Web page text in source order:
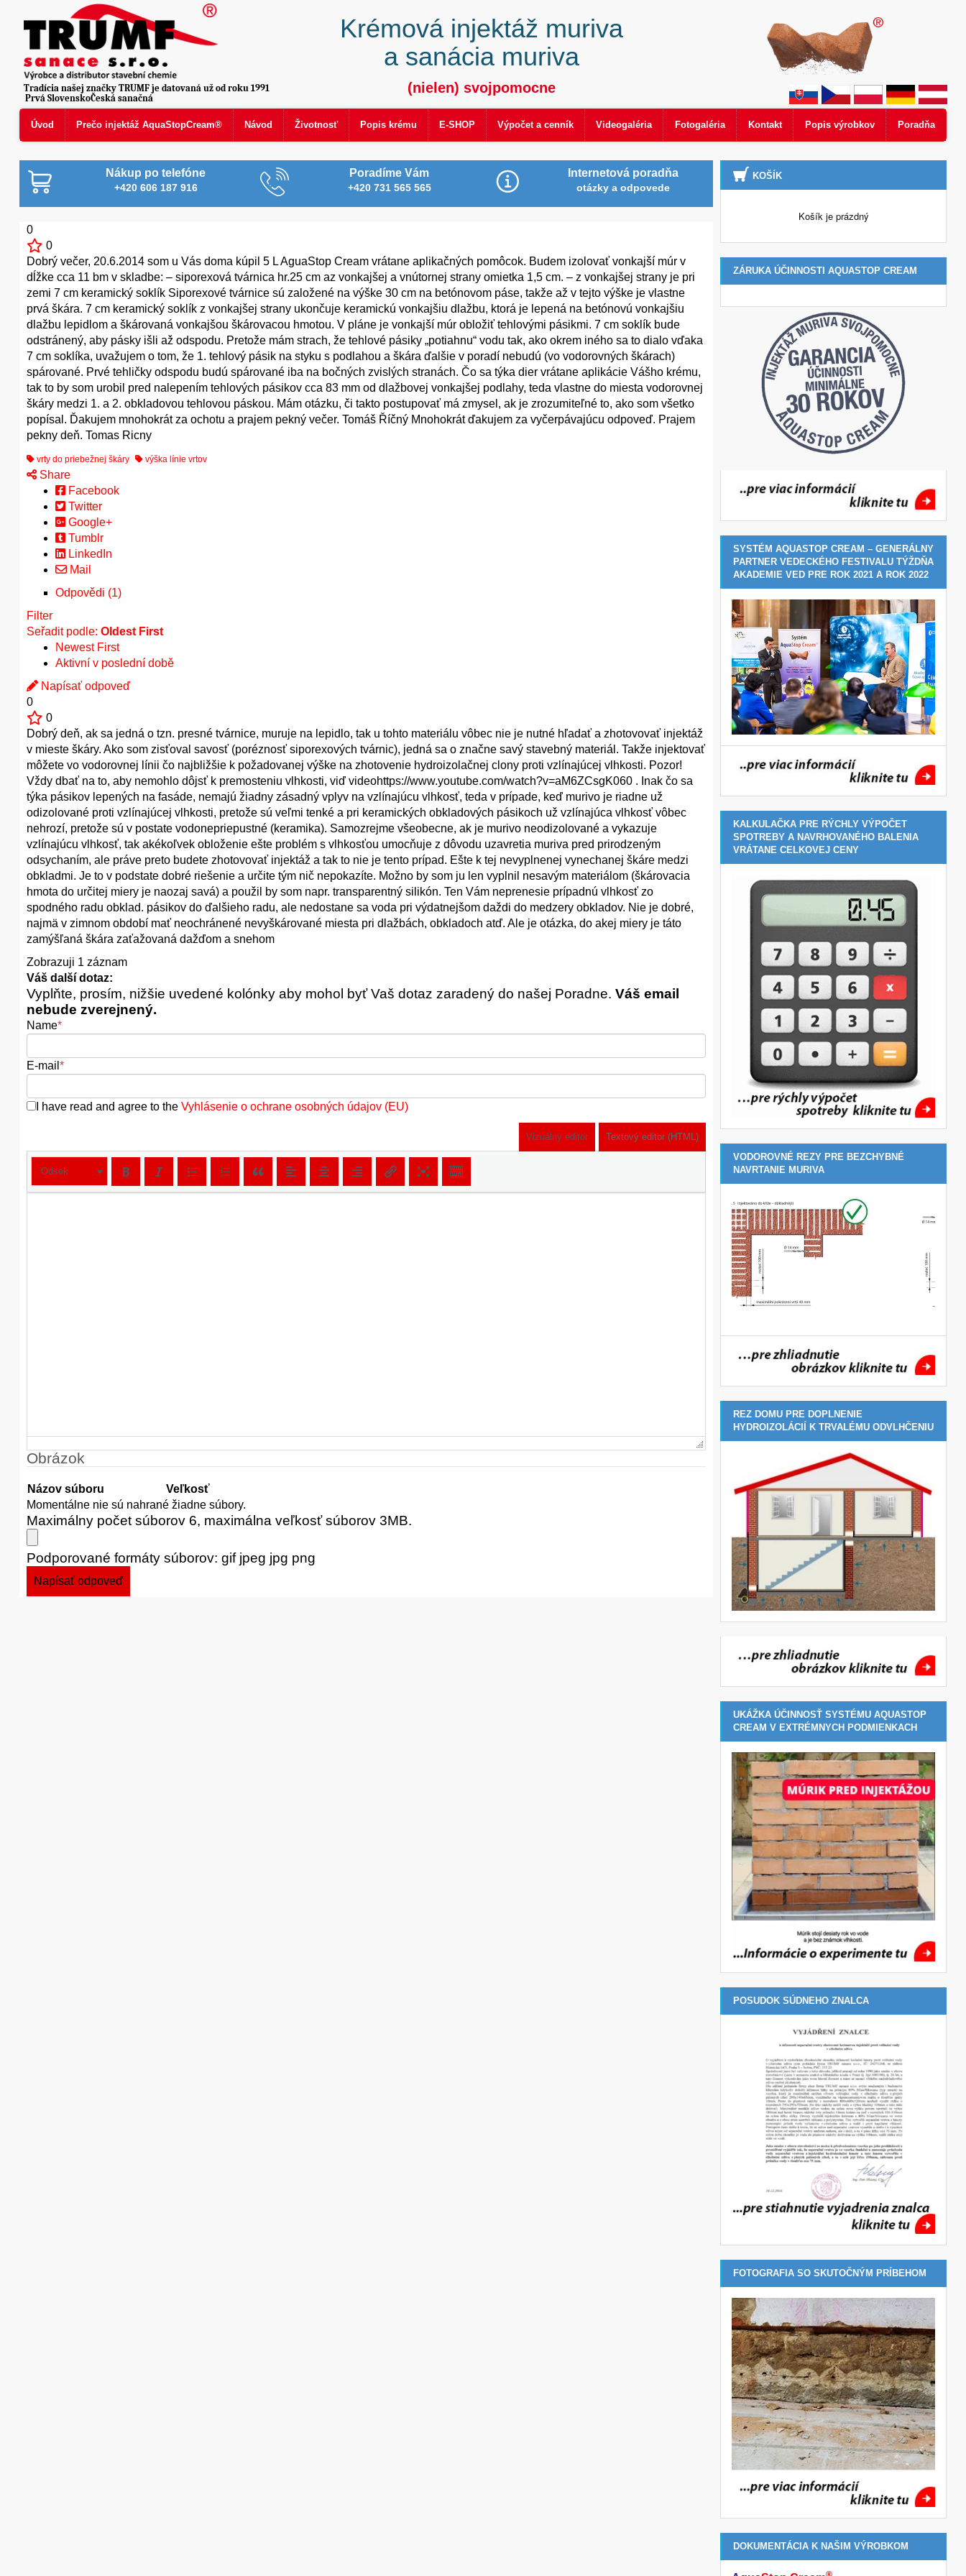
Úvod Prečo injektáž AquaStopCream® Návod Životnosť Popis krému E-SHOP Výpočet a cenník Videogaléria Fotogaléria Kontakt Popis výrobkov Poradňa
Prvá SlovenskoČeská sanačná
Krémová injektáž muriva
a sanácia muriva
(nielen) svojpomocne
Tradícia našej značky TRUMF je datovaná už od roku 1991
Nákup po telefóne
+420 606 187 916
Poradíme Vám
+420 731 565 565
Internetová poradňa
otázky a odpovede
0
0
Dobrý večer, 20.6.2014 som u Vás doma kúpil 5 L AguaStop Cream vrátane aplikačných pomôcok. Budem izolovať vonkajší múr v
dĺžke cca 11 bm v skladbe: – siporexová tvárnica hr.25 cm az vonkajšej a vnútornej strany omietka 1,5 cm. – z vonkajšej strany je pri
zemi 7 cm keramický soklík Siporexové tvárnice sú založené na výške 30 cm na betónovom páse, takže až v tejto výške je vlastne
prvá škára. 7 cm keramický soklík z vonkajšej strany ukončuje keramickú vonkajšiu dlažbu, ktorá je lepená na betónovú vonkajšiu
dlažbu lepidlom a škárovaná vonkajšou škárovacou hmotou. V pláne je vonkajší múr obložiť tehlovými pásikmi. 7 cm soklík bude
odstránený, aby pásky išli až odspodu. Pretože mám strach, že tehlové pásiky „potiahnu“ vodu tak, ako okrem iného sa to dialo vďaka
7 cm soklíka, uvažujem o tom, že 1. tehlový pásik na styku s podlahou a škára ďalšie v poradí nebudú (vo vodorovných škárach)
spárované. Prvé tehličky odspodu budú spárované iba na bočných zvislých stranách. Čo sa týka dier vrátane aplikácie Vášho krému,
tak to by som urobil pred nalepením tehlových pásikov cca 83 mm od dlažbovej vonkajšej podlahy, teda vlastne do miesta vodorovnej
škáry medzi 1. a 2. obkladovou tehlovou páskou. Mám otázku, či takto postupovať má zmysel, ak je zrozumiteľné to, ako som všetko
popísal. Ďakujem mnohokrát za ochotu a prajem pekný večer. Tomáš Říčný Mnohokrát ďakujem za vyčerpávajúcu odpoveď. Prajem
pekny deň. Tomas Ricny
vrty do priebežnej škáry výška línie vrtov
Share
Facebook
Twitter
Google+
Tumblr
LinkedIn
Mail
Odpovědi (1)
Filter
Seřadit podle: Oldest First
Newest First
Aktivní v poslední době
Napísať odpoveď
0
0
Dobrý deň, ak sa jedná o tzn. presné tvárnice, muruje na lepidlo, tak u tohto materiálu vôbec nie je nutné hľadať a zhotovovať injektáž
v mieste škáry. Ako som zisťoval savosť (poréznosť siporexových tvárnic), jedná sa o značne savý stavebný materiál. Takže injektovať
môžete vo vodorovnej línii čo najbližšie k požadovanej výške na zhotovenie hydroizolačnej clony proti vzlínajúcej vlhkosti. Pozor!
Vždy dbať na to, aby nemohlo dôjsť k premosteniu vlhkosti, viď videohttps://www.youtube.com/watch?v=aM6ZCsgK060 . Inak čo sa
týka pásikov lepených na fasáde, nemajú žiadny zásadný vplyv na vzlínajúcu vlhkosť, teda v prípade, keď murivo je riadne už
odizolované proti vzlínajúcej vlhkosti, pretože sú veľmi tenké a pri keramických obkladových pásikoch už vzlínajúca vlhkosť vôbec
nehrozí, pretože sú v postate vodonepriepustné (keramika). Samozrejme všeobecne, ak je murivo neodizolované a vykazuje
vzlínajúcu vlhkosť, tak akékoľvek obloženie ešte problém s vlhkosťou umocňuje z dôvodu uzavretia muriva pred prirodzeným
odsychaním, ale práve preto budete zhotovovať injektáž a tak to nie je tento prípad. Ešte k tej nevyplnenej vynechanej škáre medzi
obkladmi. Je to v podstate dobré riešenie a určite tým nič nepokazíte. Možno by som ju len vyplnil nesavým materiálom (škárovacia
hmota do určitej miery je naozaj savá) a použil by som napr. transparentný silikón. Ten Vám neprenesie prípadnú vlhkosť zo
spodného radu obklad. pásikov do ďalšieho radu, ale nedostane sa voda pri výdatnejšom daždi do medzery obkladov. Nie je dobré,
najmä v zimnom období mať neochránené nevyškárované miesta pri dlažbách, obkladoch atď. Ale je otázka, do akej miery je táto
zamýšľaná škára zaťažovaná dažďom a snehom
Zobrazuji 1 záznam
Váš další dotaz:
Vyplňte, prosím, nižšie uvedené kolónky aby mohol byť Vaš dotaz zaradený do našej Poradne. Váš email
nebude zverejnený.
Name*
E-mail *
I have read and agree to the Vyhlásenie o ochrane osobných údajov (EU)
Vizuálny editor Textový editor (HTML)
Odsek
Obrázok
Názov súboru
Veľkosť
Momentálne nie sú nahrané žiadne súbory.
Maximálny počet súborov 6, maximálna veľkosť súborov 3MB.
Podporované formáty súborov: gif jpeg jpg png
KOŠÍK
Košík je prázdný
ZÁRUKA ÚČINNOSTI AQUASTOP CREAM
SYSTÉM AQUASTOP CREAM – GENERÁLNY
PARTNER VEDECKÉHO FESTIVALU TÝŽDŇA
AKADEMIE VED PRE ROK 2021 A ROK 2022
KALKULAČKA PRE RÝCHLY VÝPOČET
SPOTREBY A NAVRHOVANÉHO BALENIA
VRÁTANE CELKOVEJ CENY
VODOROVNÉ REZY PRE BEZCHYBNÉ
NAVRTANIE MURIVA
REZ DOMU PRE DOPLNENIE
HYDROIZOLÁCIÍ K TRVALÉMU ODVLHČENIU
UKÁŽKA ÚČINNOSŤ SYSTÉMU AQUASTOP
CREAM V EXTRÉMNYCH PODMIENKACH
POSUDOK SÚDNEHO ZNALCA
FOTOGRAFIA SO SKUTOČNÝM PRÍBEHOM
DOKUMENTÁCIA K NAŠIM VÝROBKOM